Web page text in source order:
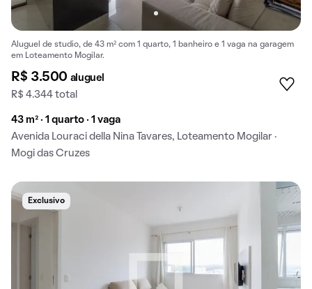
Aluguel de studio, de 43 m² com 1 quarto, 1 banheiro e 1 vaga na garagem
em Loteamento Mogilar.
R$ 3.500 aluguel
R$ 4.344 total
43 m² · 1 quarto · 1 vaga
Avenida Louraci della Nina Tavares, Loteamento Mogilar ·
Mogi das Cruzes
Exclusivo